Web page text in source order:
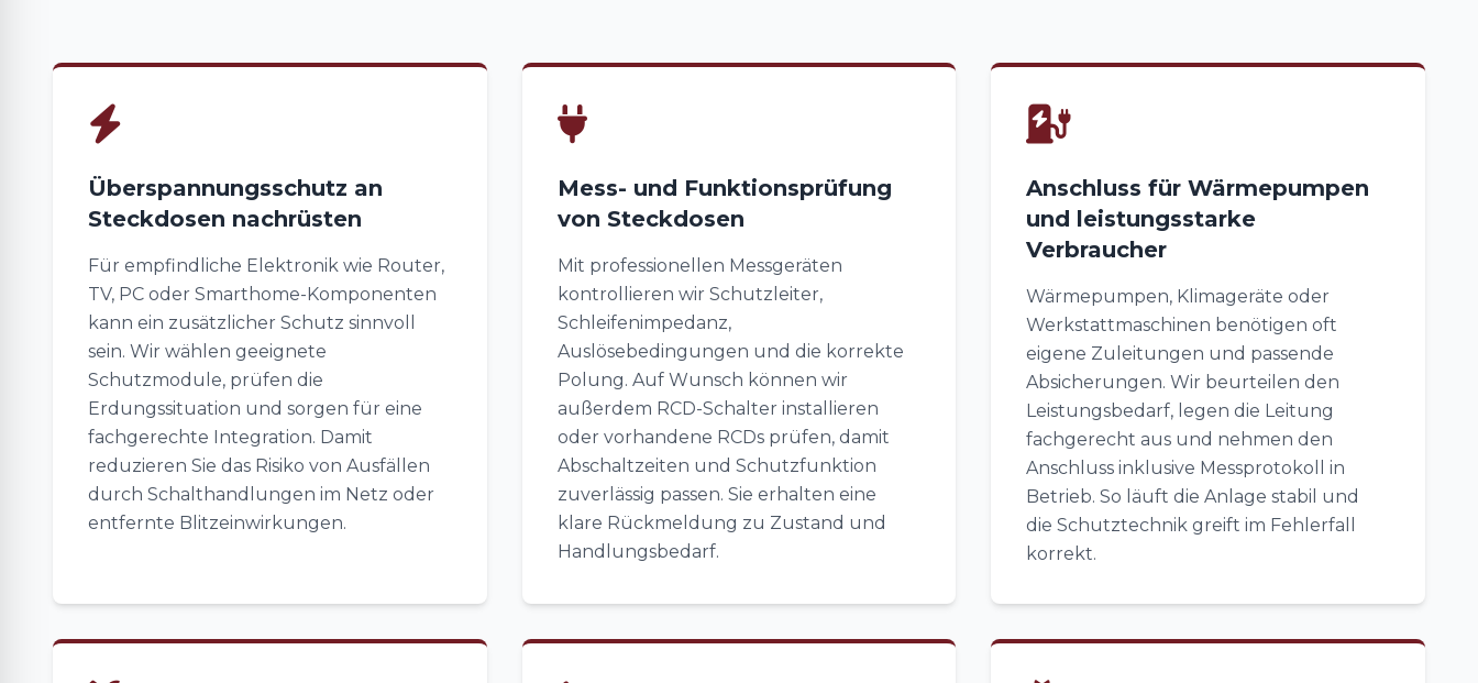
Überspannungsschutz an
Steckdosen nachrüsten
Für empfindliche Elektronik wie Router,
TV, PC oder Smarthome-Komponenten
kann ein zusätzlicher Schutz sinnvoll
sein. Wir wählen geeignete
Schutzmodule, prüfen die
Erdungssituation und sorgen für eine
fachgerechte Integration. Damit
reduzieren Sie das Risiko von Ausfällen
durch Schalthandlungen im Netz oder
entfernte Blitzeinwirkungen.
Mess- und Funktionsprüfung
von Steckdosen
Mit professionellen Messgeräten
kontrollieren wir Schutzleiter,
Schleifenimpedanz,
Auslösebedingungen und die korrekte
Polung. Auf Wunsch können wir
außerdem RCD-Schalter installieren
oder vorhandene RCDs prüfen, damit
Abschaltzeiten und Schutzfunktion
zuverlässig passen. Sie erhalten eine
klare Rückmeldung zu Zustand und
Handlungsbedarf.
Anschluss für Wärmepumpen
und leistungsstarke
Verbraucher
Wärmepumpen, Klimageräte oder
Werkstattmaschinen benötigen oft
eigene Zuleitungen und passende
Absicherungen. Wir beurteilen den
Leistungsbedarf, legen die Leitung
fachgerecht aus und nehmen den
Anschluss inklusive Messprotokoll in
Betrieb. So läuft die Anlage stabil und
die Schutztechnik greift im Fehlerfall
korrekt.